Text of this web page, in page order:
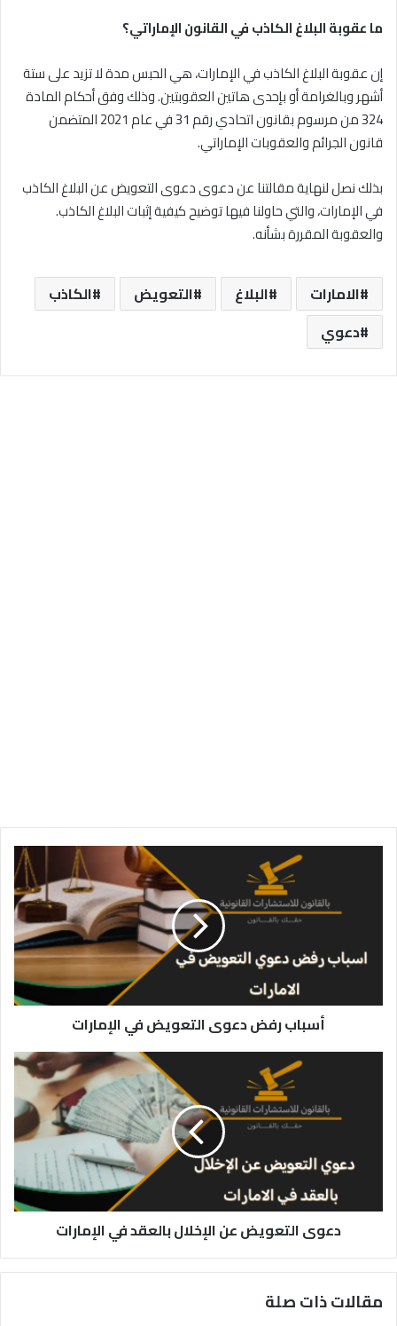
ما عقوبة البلاغ الكاذب في القانون الإماراتي؟
إن عقوبة البلاغ الكاذب في الإمارات، هي الحبس مدة لا تزيد على ستة
أشهر وبالغرامة أو بإحدى هاتين العقوبتين. وذلك وفق أحكام المادة
324 من مرسوم بقانون اتحادي رقم 31 في عام 2021 المتضمن
قانون الجرائم والعقوبات الإماراتي.
بذلك نصل لنهاية مقالتنا عن دعوى دعوى التعويض عن البلاغ الكاذب
في الإمارات، والتي حاولنا فيها توضيح كيفية إثبات البلاغ الكاذب.
والعقوبة المقررة بشأنه.
الامارات البلاغ التعويض
الكاذب
دعوي
التعويض
الإمارات
أسباب رفض دعوى التعويض في الإمارات
الإمارات
دعوى التعويض عن الإخلال بالعقد في الإمارات
مقالات ذات صلة